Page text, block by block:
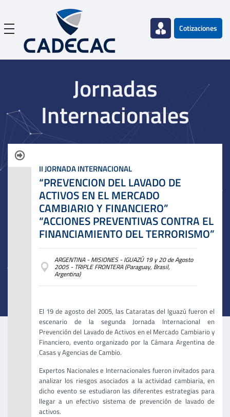
Cotizaciones
Jornadas
Internacionales
II JORNADA INTERNACIONAL
“PREVENCION DEL LAVADO DE
ACTIVOS EN EL MERCADO
CAMBIARIO Y FINANCIERO”
“ACCIONES PREVENTIVAS CONTRA EL
FINANCIAMIENTO DEL TERRORISMO”
ARGENTINA - MISIONES - IGUAZÚ 19 y 20 de Agosto
2005 - TRIPLE FRONTERA (Paraguay, Brasil,
Argentina)
El 19 de agosto del 2005, las Cataratas del Iguazú fueron el
escenario de la segunda Jornada Internacional en
Prevención del Lavado de Activos en el Mercado Cambiario y
Financiero, evento organizado por la Cámara Argentina de
Casas y Agencias de Cambio.
Expertos Nacionales e Internacionales fueron invitados para
analizar los riesgos asociados a la actividad cambiaria, en
dicho evento se estudiaron las diferentes estrategias para
llegar a un efectivo sistema de prevención de lavado de
activos.